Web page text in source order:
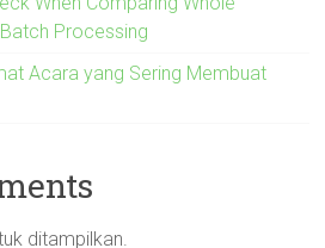
Processing
Acara yang Sering Membuat
ditampilkan.